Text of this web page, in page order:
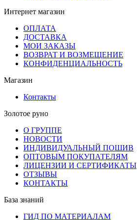
Интернет магазин
ОПЛАТА
ДОСТАВКА
МОИ ЗАКАЗЫ
ВОЗВРАТ И ВОЗМЕЩЕНИЕ
КОНФИДЕНЦИАЛЬНОСТЬ
Магазин
Контакты
Золотое руно
О ГРУППЕ
НОВОСТИ
ИНДИВИДУАЛЬНЫЙ ПОШИВ
ОПТОВЫМ ПОКУПАТЕЛЯМ
ЛИЦЕНЗИИ И СЕРТИФИКАТЫ
ОТЗЫВЫ
КОНТАКТЫ
База знаний
ГИД ПО МАТЕРИАЛАМ